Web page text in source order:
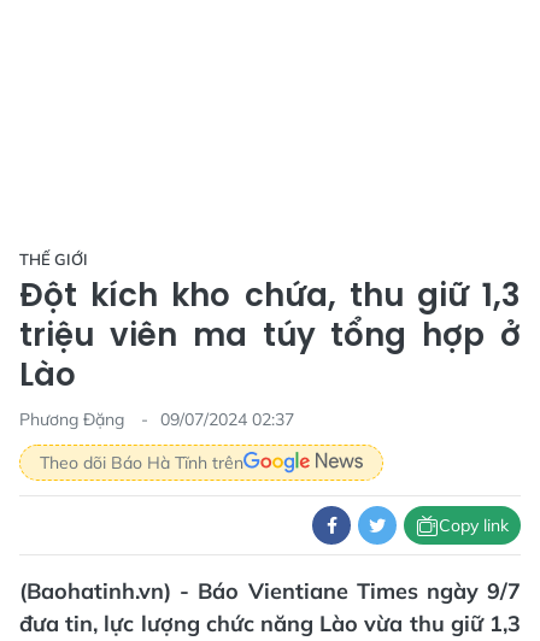
THẾ GIỚI
Đột kích kho chứa, thu giữ 1,3
triệu viên ma túy tổng hợp ở
Lào
Phương Đặng
09/07/2024 02:37
Theo dõi Báo Hà Tĩnh trên
Copy link
(Baohatinh.vn) - Báo Vientiane Times ngày 9/7
đưa tin, lực lượng chức năng Lào vừa thu giữ 1,3